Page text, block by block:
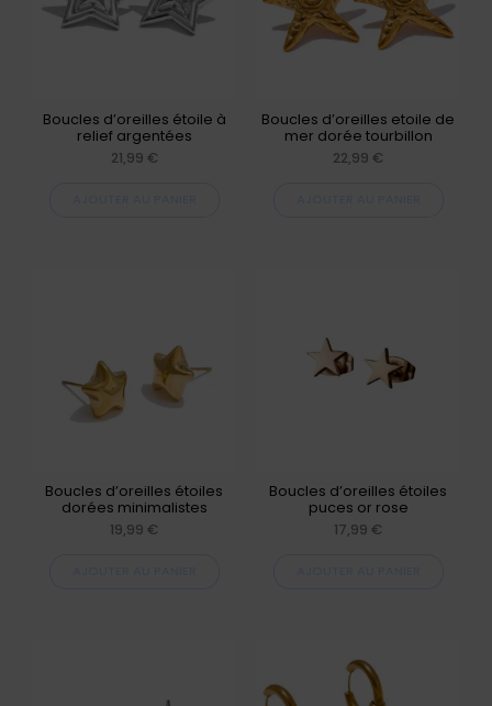
Boucles d’oreilles étoile à
relief argentées
21,99 €
Boucles d’oreilles etoile de
mer dorée tourbillon
22,99 €
Boucles d’oreilles étoiles
dorées minimalistes
19,99 €
Boucles d’oreilles étoiles
puces or rose
17,99 €